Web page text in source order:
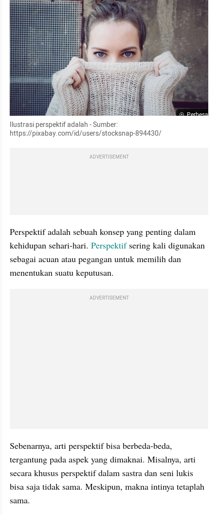
Perbesar
Ilustrasi perspektif adalah - Sumber:
https://pixabay.com/id/users/stocksnap-894430/
ADVERTISEMENT
Perspektif adalah sebuah konsep yang penting dalam
kehidupan sehari-hari. Perspektif sering kali digunakan
sebagai acuan atau pegangan untuk memilih dan
menentukan suatu keputusan.
ADVERTISEMENT
Sebenarnya, arti perspektif bisa berbeda-beda,
tergantung pada aspek yang dimaknai. Misalnya, arti
secara khusus perspektif dalam sastra dan seni lukis
bisa saja tidak sama. Meskipun, makna intinya tetaplah
sama.